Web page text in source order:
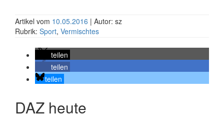
Artikel vom 10.05.2016 | Autor: sz
Rubrik: Sport, Vermischtes
teilen
teilen
teilen
DAZ heute